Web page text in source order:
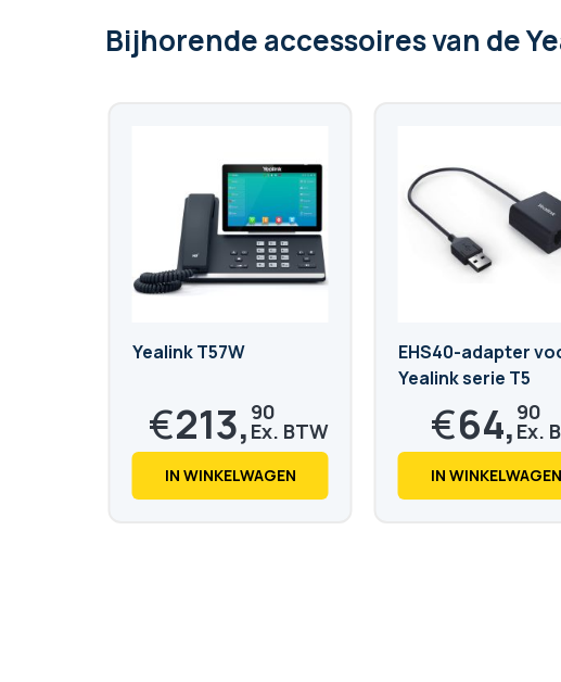
Bijhorende accessoiresvan de
Yealink T57W
€213, 90
258,
IN WINKELWAGEN
EHS40-adapter
Yealink serie T5
toestellen
€64, 90
€78,
IN WINKELWAGEN